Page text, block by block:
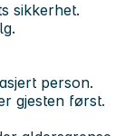
sikkerhet.
person.
gjesten først.